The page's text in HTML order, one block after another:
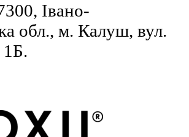
Івано-
обл., м. Калуш, вул.
1Б.